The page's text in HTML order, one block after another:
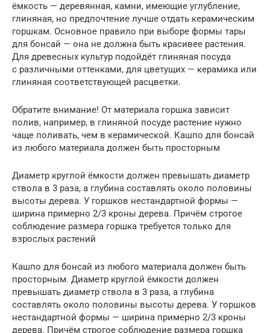
ёмкость — деревянная, камни, имеющие углубление,
глиняная, но предпочтение лучше отдать керамическим
горшкам. Основное правило при выборе формы тары
для бонсай — она не должна быть красивее растения.
Для древесных культур подойдёт глиняная посуда
с различными оттенками, для цветущих — керамика или
глиняная соответствующей расцветки.
Обратите внимание! От материала горшка зависит
полив, например, в глиняной посуде растение нужно
чаще поливать, чем в керамической. Кашпо для бонсай
из любого материала должен быть просторным
Диаметр круглой ёмкости должен превышать диаметр
ствола в 3 раза, а глубина составлять около половины
высоты дерева. У горшков нестандартной формы —
ширина примерно 2/3 кроны дерева. Причём строгое
соблюдение размера горшка требуется только для
взрослых растений
Кашпо для бонсай из любого материала должен быть
просторным. Диаметр круглой ёмкости должен
превышать диаметр ствола в 3 раза, а глубина
составлять около половины высоты дерева. У горшков
нестандартной формы — ширина примерно 2/3 кроны
дерева. Причём строгое соблюдение размера горшка